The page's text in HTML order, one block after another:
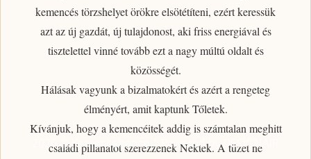
kemencés törzshelyet örökre elsötétíteni, ezértkeressük
azt az új gazdát, új tulajdonost, aki friss energiával és
tisztelettel vinné tovább ezt a nagy múltú oldalt és
közösségét.
Hálásak vagyunk a bizalmatokértés azért a rengeteg
élményért, amit kaptunk Tőletek.
Kívánjuk, hogy a kemencéitek addig is számtalan meghitt
családi pillanatot szerezzenek Nektek. A tüzet ne
2026 © Kemencebence | Powered by DESIGNAIR